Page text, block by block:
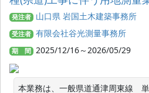
発注者 山口県 岩国土木建築事務所
受注者 有限会社谷光測量事務所
期 間 2025/12/16～2026/05/29
本業務は、一般県道通津周東線　